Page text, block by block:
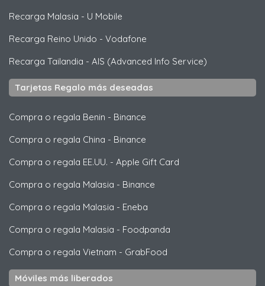
Recarga Malasia - U Mobile
Recarga Reino Unido - Vodafone
Recarga Tailandia - AIS (Advanced Info Service)
Tarjetas Regalo más deseadas
Compra o regala Benin - Binance
Compra o regala China - Binance
Compra o regala EE.UU. - Apple Gift Card
Compra o regala Malasia - Binance
Compra o regala Malasia - Eneba
Compra o regala Malasia - Foodpanda
Compra o regala Vietnam - GrabFood
Móviles más liberados